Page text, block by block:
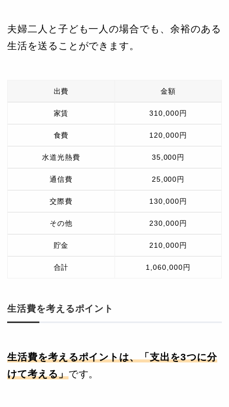
夫婦二人と子ども一人の場合でも、余裕のある
生活を送ることができます。
出費 金額
家賃 310,000円
食費 120,000円
水道光熱費 35,000円
通信費 25,000円
交際費 130,000円
その他 230,000円
貯金 210,000円
合計 1,060,000円
生活費を考えるポイント
生活費を考えるポイントは、「支出を3つに分
けて考える」です。